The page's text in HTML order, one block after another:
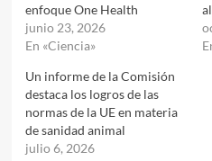
enfoque One Health
junio 23, 2026
En «Ciencia»
Un informe de la Comisión
destaca los logros de las
normas de la UE en materia
de sanidad animal
julio 6, 2026